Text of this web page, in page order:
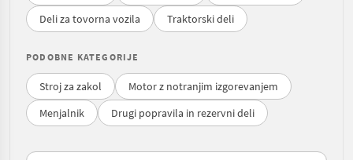
Deli za tovorna vozila
Traktorski deli
PODOBNE KATEGORIJE
Stroj za zakol
Motor z notranjim izgorevanjem
Menjalnik
Drugi popravila in rezervni deli